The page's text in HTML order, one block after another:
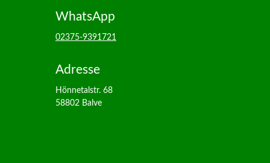
WhatsApp
02375-9391721
Adresse
Hönnetalstr. 68
58802 Balve